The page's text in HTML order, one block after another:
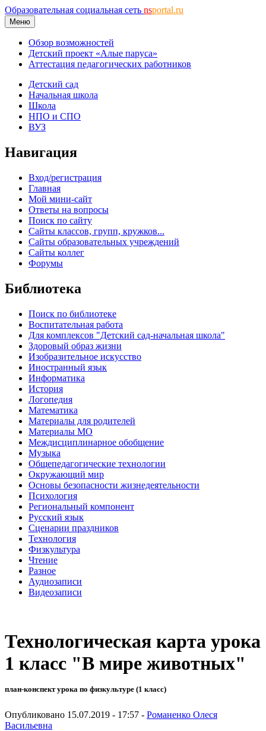
Образовательная социальная сеть nsportal.ru
Меню
Обзор возможностей
Детский проект «Алые паруса»
Аттестация педагогических работников
Детский сад
Начальная школа
Школа
НПО и СПО
ВУЗ
Навигация
Вход/регистрация
Главная
Мой мини-сайт
Ответы на вопросы
Поиск по сайту
Сайты классов, групп, кружков...
Сайты образовательных учреждений
Сайты коллег
Форумы
Библиотека
Поиск по библиотеке
Воспитательная работа
Для комплексов "Детский сад-начальная школа"
Здоровый образ жизни
Изобразительное искусство
Иностранный язык
Информатика
История
Логопедия
Математика
Материалы для родителей
Материалы МО
Междисциплинарное обобщение
Музыка
Общепедагогические технологии
Окружающий мир
Основы безопасности жизнедеятельности
Психология
Региональный компонент
Русский язык
Сценарии праздников
Технология
Физкультура
Чтение
Разное
Аудиозаписи
Видеозаписи
Технологическая карта урока
1 класс "В мире животных"
план-конспект урока по физкультуре (1 класс)
Опубликовано 15.07.2019 - 17:57 - Романенко Олеся
Васильевна